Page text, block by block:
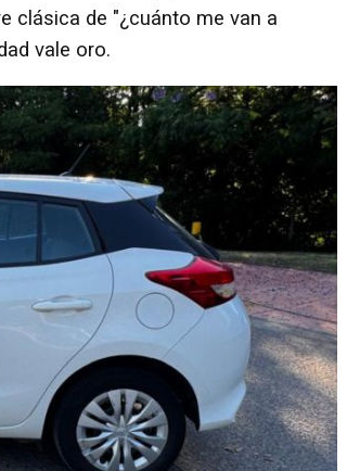
clásica de "¿cuánto me van a
vale oro.